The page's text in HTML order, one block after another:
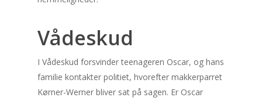
Vådeskud
I Vådeskud forsvinder teenageren Oscar, og hans
familie kontakter politiet, hvorefter makkerparret
Kørner-Werner bliver sat på sagen. Er Oscar
« jun
Seneste indlæg